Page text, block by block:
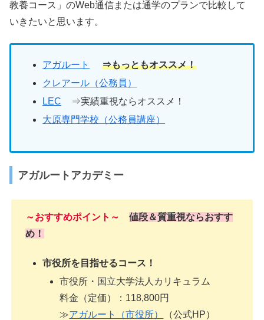
教養コース」のWeb通信または通学のプランで比較して
いきたいと思います。
アガルート
⇒もっともオススメ！
クレアール（公務員）
LEC
⇒実績重視ならオススメ！
大原専門学校（公務員講座）
アガルートアカデミー
～おすすめポイント～
値段＆質重視ならおすす
め！
市役所を目指せるコース！
市役所・国立大学法人カリキュラム
料金（定価）：118,800円
≫アガルート（市役所）
（公式HP）